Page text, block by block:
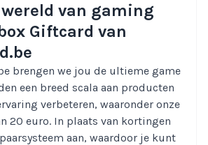
van gaming
Giftcard van
brengen we jou de ultieme game
een breed scala aan producten
verbeteren, waaronder onze
20 euro. In plaats van kortingen
aan, waardoor je kunt